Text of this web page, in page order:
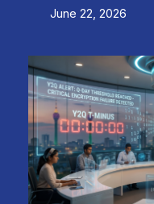
June 22, 2026